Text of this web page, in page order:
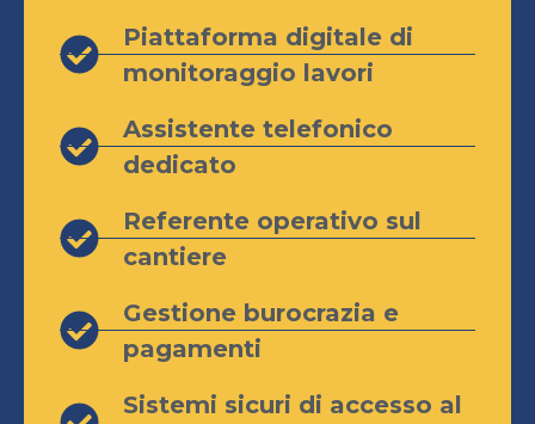
Piattaforma digitale di
monitoraggio lavori
Assistente telefonico
dedicato
Referente operativo sul
cantiere
Gestione burocrazia e
pagamenti
Sistemi sicuri di accesso al